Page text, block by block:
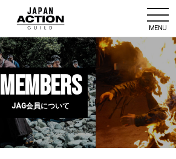
MENU
MEMBERS
JAG会員について